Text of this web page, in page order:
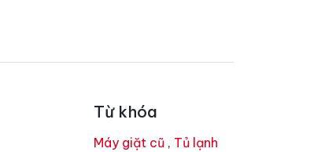
Từ khóa
Máy giặt cũ , Tủ lạnh